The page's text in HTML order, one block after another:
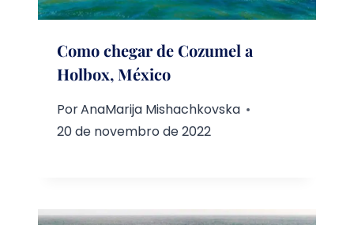
Como chegar de Cozumel a
Holbox, México
PorAnaMarija Mishachkovska
20 de novembro de 2022